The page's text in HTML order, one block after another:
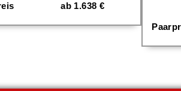
ab 1.638 €